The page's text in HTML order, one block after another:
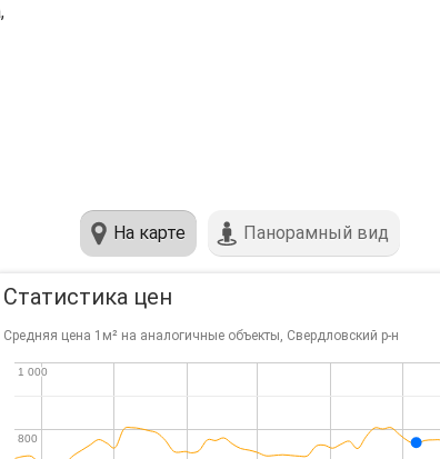
На карте Панорамный вид
Статистика цен
Средняя цена 1м² на аналогичные объекты, Свердловский р-н
800
800
1 000
1 000